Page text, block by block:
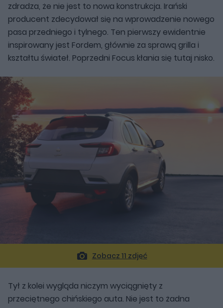
zdradza, że nie jest to nowa konstrukcja. Irański
producent zdecydował się na wprowadzenie nowego
pasa przedniego i tylnego. Ten pierwszy ewidentnie
inspirowany jest Fordem, głównie za sprawą grilla i
kształtu świateł. Poprzedni Focus kłania się tutaj nisko.
Zobacz 11 zdjęć
Tył z kolei wygląda niczym wyciągnięty z
przeciętnego chińskiego auta. Nie jest to żadna